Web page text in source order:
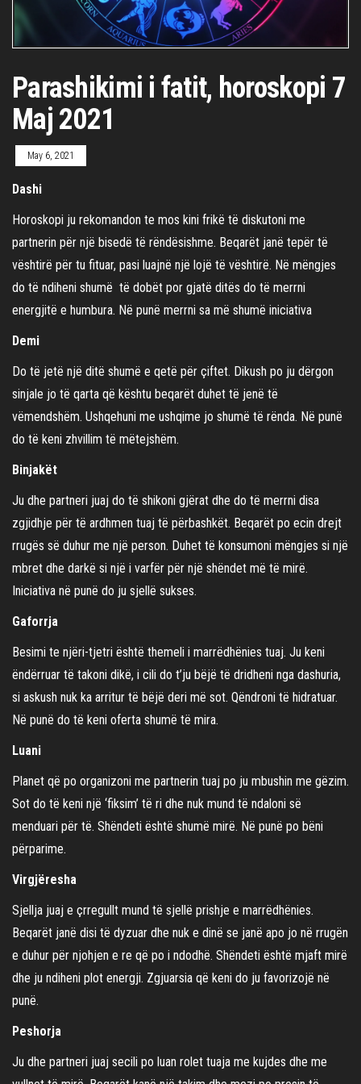
Parashikimi i fatit, horoskopi 7
Maj 2021
May 6, 2021
Dashi
Horoskopi ju rekomandon te mos kini frikë të diskutoni me
partnerin për një bisedë të rëndësishme. Beqarët janë tepër të
vështirë për tu fituar, pasi luajnë një lojë të vështirë. Në mëngjes
do të ndiheni shumë të dobët por gjatë ditës do të merrni
energjitë e humbura. Në punë merrni sa më shumë iniciativa
Demi
Do të jetë një ditë shumë e qetë për çiftet. Dikush po ju dërgon
sinjale jo të qarta që kështu beqarët duhet të jenë të
vëmendshëm. Ushqehuni me ushqime jo shumë të rënda. Në punë
do të keni zhvillim të mëtejshëm.
Binjakët
Ju dhe partneri juaj do të shikoni gjërat dhe do të merrni disa
zgjidhje për të ardhmen tuaj të përbashkët. Beqarët po ecin drejt
rrugës së duhur me një person. Duhet të konsumoni mëngjes si një
mbret dhe darkë si një i varfër për një shëndet më të mirë.
Iniciativa në punë do ju sjellë sukses.
Gaforrja
Besimi te njëri-tjetri është themeli i marrëdhënies tuaj. Ju keni
ëndërruar të takoni dikë, i cili do t’ju bëjë të dridheni nga dashuria,
si askush nuk ka arritur të bëjë deri më sot. Qëndroni të hidratuar.
Në punë do të keni oferta shumë të mira.
Luani
Planet që po organizoni me partnerin tuaj po ju mbushin me gëzim.
Sot do të keni një ‘fiksim’ të ri dhe nuk mund të ndaloni së
menduari për të. Shëndeti është shumë mirë. Në punë po bëni
përparime.
Virgjëresha
Sjellja juaj e çrregullt mund të sjellë prishje e marrëdhënies.
Beqarët janë disi të dyzuar dhe nuk e dinë se janë apo jo në rrugën
e duhur për njohjen e re që po i ndodhë. Shëndeti është mjaft mirë
dhe ju ndiheni plot energji. Zgjuarsia që keni do ju favorizojë në
punë.
Peshorja
Ju dhe partneri juaj secili po luan rolet tuaja me kujdes dhe me